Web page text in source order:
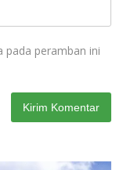
pada peramban ini